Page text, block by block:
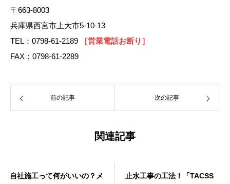
〒663-8003
兵庫県西宮市上大市5-10-13
TEL：0798-61-2189
［営業電話お断り］
FAX：0798-61-2289
前の記事 次の記事
関連記事
自社施工って何がいいの？メ
止水工事の工法！「TACSS